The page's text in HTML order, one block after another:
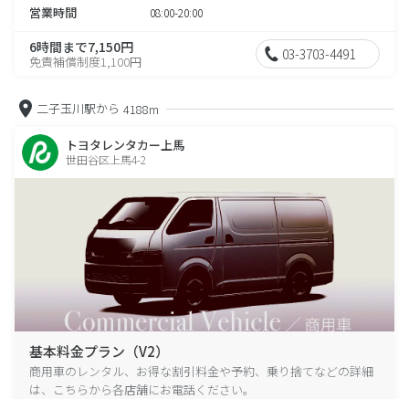
営業時間 08:00-20:00
6時間まで7,150円
免責補償制度1,100円 03-3703-4491
二子玉川駅から 4188m
トヨタレンタカー上馬
世田谷区上馬4-2
基本料金プラン（V2）
商用車のレンタル、お得な割引料金や予約、乗り捨てなどの詳細
は、こちらから各店舗にお電話ください。